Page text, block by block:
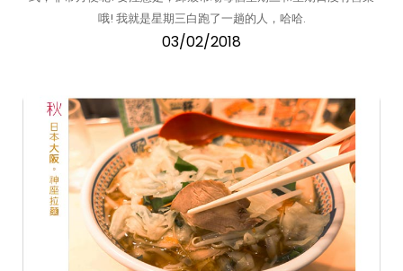
哦! 我就是星期三白跑了一趟的人，哈哈.
03/02/2018